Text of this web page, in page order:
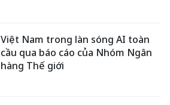
Việt Nam trong làn sóng AI toàn
cầu qua báo cáo của Nhóm Ngân
hàng Thế giới